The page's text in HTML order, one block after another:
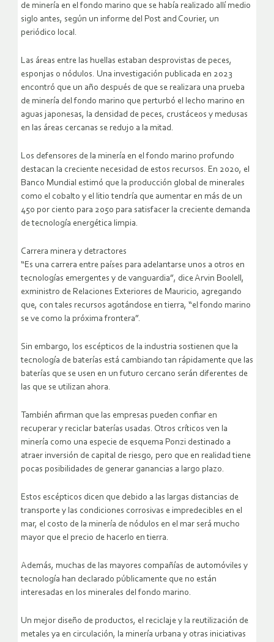
de minería en el fondo marino que se había realizado allí medio
siglo antes, según un informe del Post and Courier, un
periódico local.
Las áreas entre las huellas estaban desprovistas de peces,
esponjas o nódulos. Una investigación publicada en 2023
encontró que un año después de que se realizara una prueba
de minería del fondo marino que perturbó el lecho marino en
aguas japonesas, la densidad de peces, crustáceos y medusas
en las áreas cercanas se redujo a la mitad.
Los defensores de la minería en el fondo marino profundo
destacan la creciente necesidad de estos recursos. En 2020, el
Banco Mundial estimó que la producción global de minerales
como el cobalto y el litio tendría que aumentar en más de un
450 por ciento para 2050 para satisfacer la creciente demanda
de tecnología energética limpia.
Carrera minera y detractores
“Es una carrera entre países para adelantarse unos a otros en
tecnologías emergentes y de vanguardia”, dice Arvin Boolell,
exministro de Relaciones Exteriores de Mauricio, agregando
que, con tales recursos agotándose en tierra, “el fondo marino
se ve como la próxima frontera”.
Sin embargo, los escépticos de la industria sostienen que la
tecnología de baterías está cambiando tan rápidamente que las
baterías que se usen en un futuro cercano serán diferentes de
las que se utilizan ahora.
También afirman que las empresas pueden confiar en
recuperar y reciclar baterías usadas. Otros críticos ven la
minería como una especie de esquema Ponzi destinado a
atraer inversión de capital de riesgo, pero que en realidad tiene
pocas posibilidades de generar ganancias a largo plazo.
Estos escépticos dicen que debido a las largas distancias de
transporte y las condiciones corrosivas e impredecibles en el
mar, el costo de la minería de nódulos en el mar será mucho
mayor que el precio de hacerlo en tierra.
Además, muchas de las mayores compañías de automóviles y
tecnología han declarado públicamente que no están
interesadas en los minerales del fondo marino.
Un mejor diseño de productos, el reciclaje y la reutilización de
metales ya en circulación, la minería urbana y otras iniciativas